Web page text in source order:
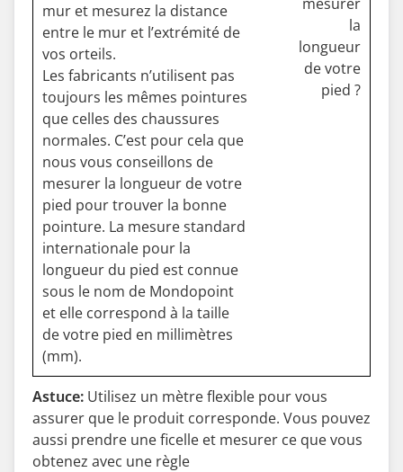
mur et mesurez la distance
entre le mur et l’extrémité de
vos orteils.
Les fabricants n’utilisent pas
toujours les mêmes pointures
que celles des chaussures
normales. C’est pour cela que
nous vous conseillons de
mesurer la longueur de votre
pied pour trouver la bonne
pointure. La mesure standard
internationale pour la
longueur du pied est connue
sous le nom de Mondopoint
et elle correspond à la taille
de votre pied en millimètres
(mm).
Astuce: Utilisez un mètre flexible pour vous
assurer que le produit corresponde. Vous pouvez
aussi prendre une ficelle et mesurer ce que vous
obtenez avec une règle